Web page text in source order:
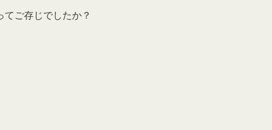
てご存じでしたか？